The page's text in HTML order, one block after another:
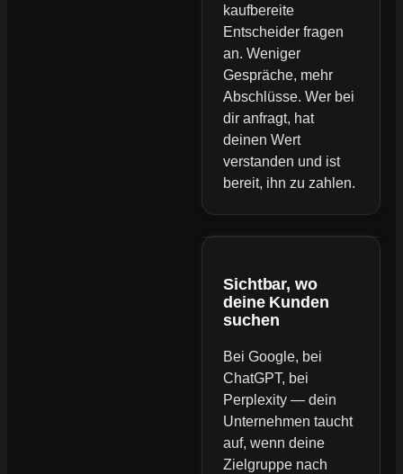
kaufbereite
Entscheider fragen
an. Weniger
Gespräche, mehr
Abschlüsse. Wer bei
dir anfragt, hat
deinen Wert
verstanden und ist
bereit, ihn zu zahlen.
Sichtbar, wo
deine Kunden
suchen
Bei Google, bei
ChatGPT, bei
Perplexity — dein
Unternehmen taucht
auf, wenn deine
Zielgruppe nach